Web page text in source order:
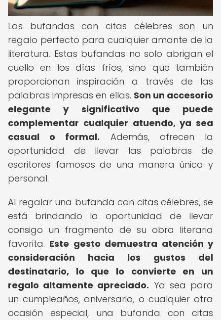
Las bufandas con citas célebres son un
regalo perfecto para cualquier amante de la
literatura. Estas bufandas no solo abrigan el
cuello en los días fríos, sino que también
proporcionan inspiración a través de las
palabras impresas en ellas. Son un accesorio
elegante y significativo que puede
complementar cualquier atuendo, ya sea
casual o formal. Además, ofrecen la
oportunidad de llevar las palabras de
escritores famosos de una manera única y
personal.
Al regalar una bufanda con citas célebres, se
está brindando la oportunidad de llevar
consigo un fragmento de su obra literaria
favorita. Este gesto demuestra atención y
consideración hacia los gustos del
destinatario, lo que lo convierte en un
regalo altamente apreciado. Ya sea para
un cumpleaños, aniversario, o cualquier otra
ocasión especial, una bufanda con citas